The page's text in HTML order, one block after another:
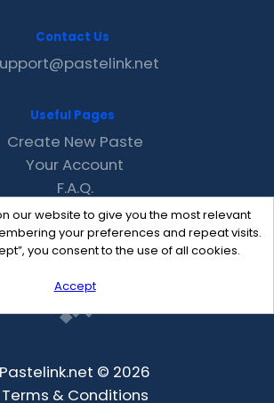
our website to give you the most relevant
your preferences and repeat visits.
you consent to the use of all cookies.
Accept
Contact Us
Useful Pages
Create New Paste
Your Account
F.A.Q.
Recent
Contact
Pastelink.net © 2026
Terms & Conditions